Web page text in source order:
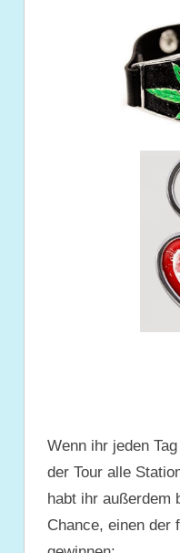
Wenn ihr jeden
der Tour alle
habt ihr außerdem
Chance, einen der